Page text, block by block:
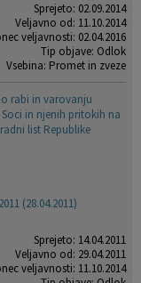
Sprejeto: 02.09.2014
Veljavno od: 11.10.2014
veljavnosti: 02.04.2016
Tip objave: Odlok
Vsebina: Promet in zveze
rabi in varovanju
in njenih pritokih na
list Republike
(28.04.2011)
Sprejeto: 14.04.2011
Veljavno od: 29.04.2011
veljavnosti: 11.10.2014